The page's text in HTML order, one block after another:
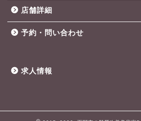
店舗詳細
予約・問い合わせ
求人情報